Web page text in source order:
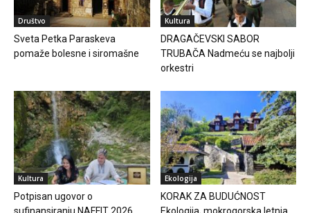
Društvo
Sveta Petka Paraskeva
pomaže bolesne i siromašne
Kultura
DRAGAČEVSKI SABOR
TRUBAČA Nadmeću se najbolji
orkestri
Kultura
Potpisan ugovor o
Ekologija
KORAK ZA BUDUĆNOST